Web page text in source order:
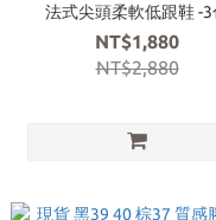
法式尖頭柔軟低跟鞋 -3
NT$1,880
NT$2,880